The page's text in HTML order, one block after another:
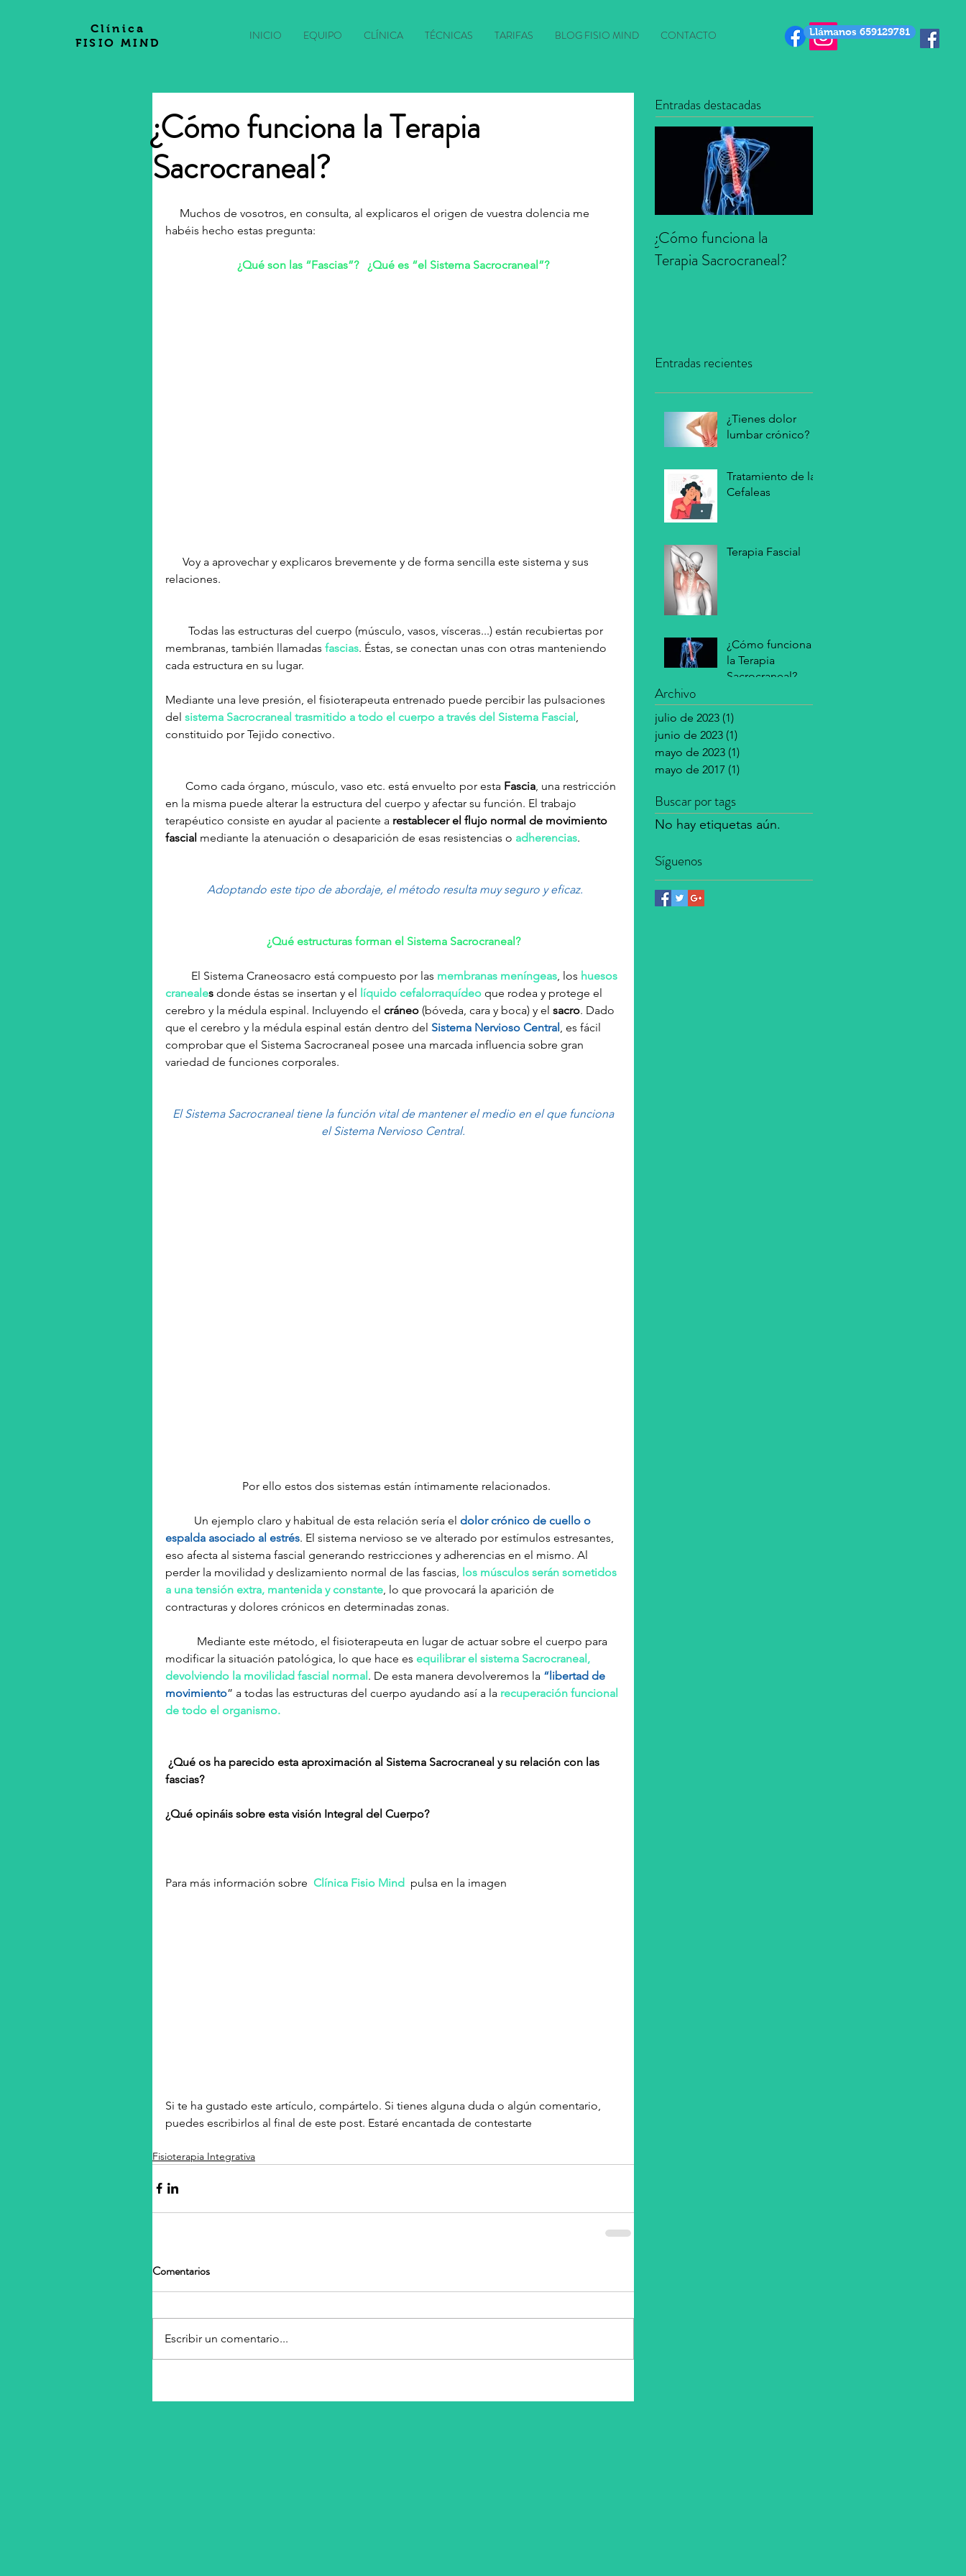
Clínica
FISIO MIND
Llámanos 659129781
INICIO EQUIPO CLÍNICA TÉCNICAS TARIFAS BLOG FISIO MIND CONTACTO
¿Cómo funciona la Terapia
Sacrocraneal?
habéis hecho estas pregunta:
¿Qué son las “Fascias”?   ¿Qué es “el Sistema Sacrocraneal”?
relaciones.
membranas, también llamadas fascias. Éstas, se conectan unas con otras manteniendo
cada estructura en su lugar.
Mediante una leve presión, el fisioterapeuta entrenado puede percibir las pulsaciones
del sistema Sacrocraneal trasmitido a todo el cuerpo a través del Sistema Fascial,
constituido por Tejido conectivo.
       Como cada órgano, músculo, vaso etc. está envuelto por esta
Fascia, una restricción
en la misma puede alterar la estructura del cuerpo y afectar su función. El trabajo
terapéutico consiste en ayudar al paciente a restablecer el flujo normal de movimiento
fascial mediante la atenuación o desaparición de esas resistencias o adherencias.
Adoptando este tipo de abordaje, el método resulta muy seguro y eficaz.
¿Qué estructuras forman el Sistema Sacrocraneal?
         El Sistema Craneosacro está compuesto por las
membranas meníngeas, los huesos
craneales donde éstas se insertan y el líquido cefalorraquídeo que rodea y protege el
cerebro y la médula espinal. Incluyendo el cráneo (bóveda, cara y boca) y el sacro. Dado
que el cerebro y la médula espinal están dentro del Sistema Nervioso Central, es fácil
comprobar que el Sistema Sacrocraneal posee una marcada influencia sobre gran
variedad de funciones corporales.
el Sistema Nervioso Central.
  Por ello estos dos sistemas están íntimamente relacionados.
          Un ejemplo claro y habitual de esta relación sería el
dolor crónico de cuello o
espalda asociado al estrés. El sistema nervioso se ve alterado por estímulos estresantes,
eso afecta al sistema fascial generando restricciones y adherencias en el mismo. Al
perder la movilidad y deslizamiento normal de las fascias, los músculos serán sometidos
a una tensión extra, mantenida y constante, lo que provocará la aparición de
contracturas y dolores crónicos en determinadas zonas.
modificar la situación patológica, lo que hace es equilibrar el sistema Sacrocraneal,
devolviendo la movilidad fascial normal. De esta manera devolveremos la “libertad de
movimiento” a todas las estructuras del cuerpo ayudando así a la recuperación funcional
de todo el organismo.
fascias?
¿Qué opináis sobre esta visión Integral del Cuerpo?
Para más información sobre Clínica Fisio Mind
  pulsa en la imagen
Si te ha gustado este artículo, compártelo. Si tienes alguna duda o algún comentario,
puedes escribirlos al final de este post. Estaré encantada de contestarte
Fisioterapia Integrativa
Comentarios
Escribir un comentario...
Entradas destacadas
¿Cómo funciona la
Terapia Sacrocraneal?
Entradas recientes
¿Tienes dolor
lumbar crónico?
Tratamiento de las
Cefaleas
Terapia Fascial
¿Cómo funciona
la Terapia
Sacrocraneal?
Archivo
julio de 2023 (1)
junio de 2023 (1)
mayo de 2023 (1)
mayo de 2017 (1)
Buscar por tags
No hay etiquetas aún.
Síguenos